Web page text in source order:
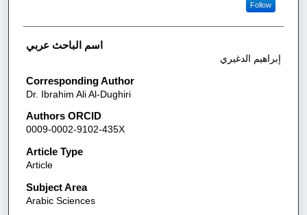
Follow
اسم الباحث عربي
إبراهيم الدغيري
Corresponding Author
Dr. Ibrahim Ali Al-Dughiri
Authors ORCID
0009-0002-9102-435X
Article Type
Article
Subject Area
Arabic Sciences